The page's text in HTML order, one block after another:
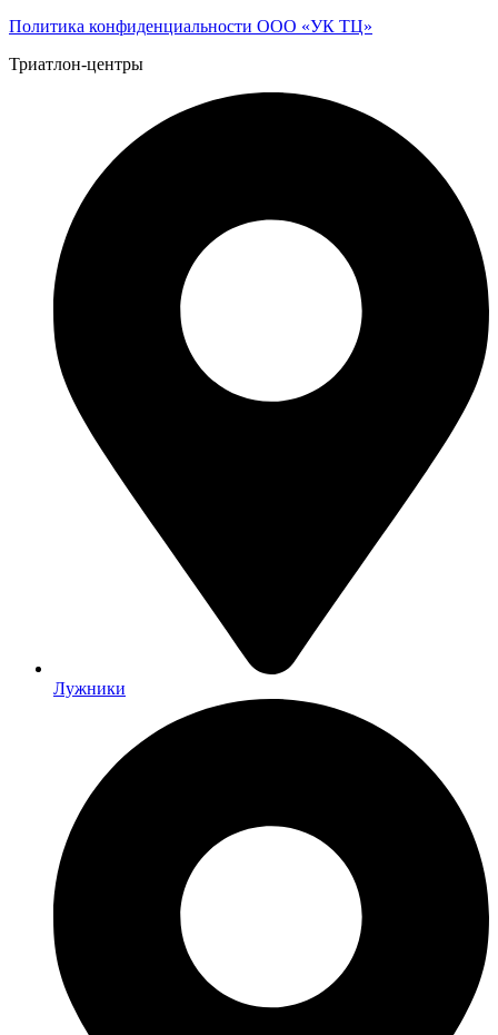
Политика конфиденциальности ООО «УК ТЦ»
Триатлон-центры
Лужники